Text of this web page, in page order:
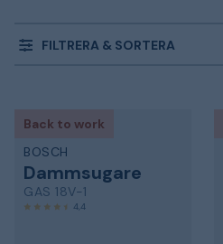
FILTRERA & SORTERA
Back to work
BOSCH
Dammsugare
GAS 18V-1
4,4